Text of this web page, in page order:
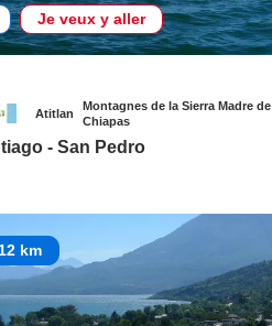
Je veux y aller
Atitlan
Montagnes de la Sierra Madre de
Chiapas
- San Pedro
km